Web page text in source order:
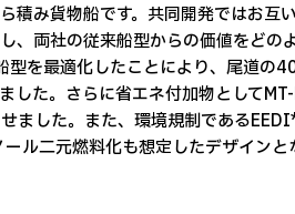
積み貨物船です。共同開発ではお互
、両社の従来船型からの価値をどの
を最適化したことにより、尾道の
した。さらに省エネ付加物として
ました。また、環境規制である
ル二元燃料化も想定したデザインと